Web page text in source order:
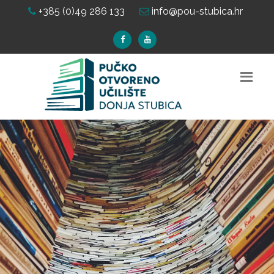
+385 (0)49 286 133 info@pou-stubica.hr